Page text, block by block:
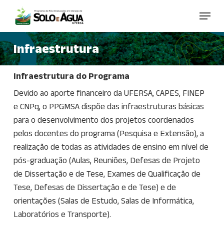
main
content
Menu
Infraestrutura
Infraestrutura do Programa
Devido ao aporte financeiro da UFERSA, CAPES, FINEP
e CNPq, o PPGMSA dispõe das infraestruturas básicas
para o desenvolvimento dos projetos coordenados
pelos docentes do programa (Pesquisa e Extensão), a
realização de todas as atividades de ensino em nível de
pós-graduação (Aulas, Reuniões, Defesas de Projeto
de Dissertação e de Tese, Exames de Qualificação de
Tese, Defesas de Dissertação e de Tese) e de
orientações (Salas de Estudo, Salas de Informática,
Laboratórios e Transporte).